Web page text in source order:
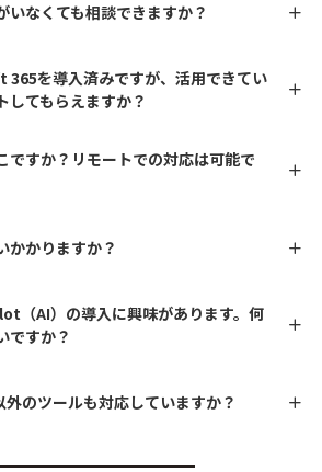
いなくても相談できますか？
を導入済みですが、活用できてい
してもらえますか？
ですか？リモートでの対応は可能で
かかりますか？
（AI）の導入に興味があります。何
ですか？
のツールも対応していますか？